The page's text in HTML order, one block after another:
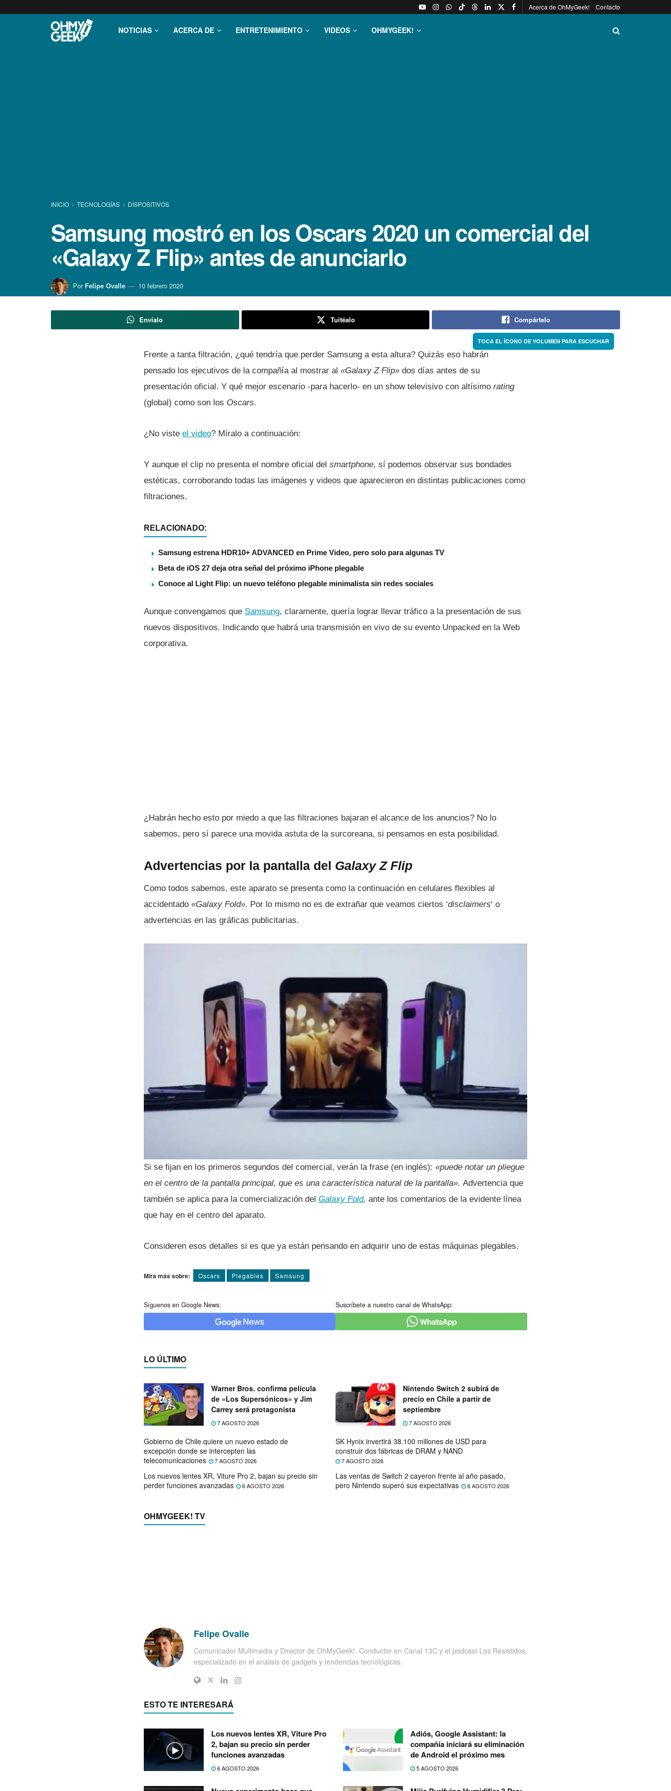
Acerca de OhMyGeek! Contacto
NOTICIAS ACERCA DE ENTRETENIMIENTO VIDEOS OHMYGEEK!
INICIO TECNOLOGÍ­AS DISPOSITIVOS
Samsung mostró en los Oscars 2020 un comercial del
«Galaxy Z Flip» antes de anunciarlo
Por Felipe Ovalle 10 febrero 2020
Envíalo Tuitéalo Compártelo
Frente a tanta filtración, ¿qué tendrí­a que perder Samsung a esta altura? Quizás eso habrán
pensado los ejecutivos de la compañí­a al mostrar al «Galaxy Z Flip» dos dí­as antes de su
presentación oficial. Y qué mejor escenario -para hacerlo- en un show televisivo con altí­simo rating
(global) como son los Oscars.
¿No viste el video? Mí­ralo a continuación:
Y aunque el clip no presenta el nombre oficial del smartphone, sí­ podemos observar sus bondades
estéticas, corroborando todas las imágenes y videos que aparecieron en distintas publicaciones como
filtraciones.
RELACIONADO:
Samsung estrena HDR10+ ADVANCED en Prime Video, pero solo para algunas TV
Beta de iOS 27 deja otra señal del próximo iPhone plegable
Conoce al Light Flip: un nuevo teléfono plegable minimalista sin redes sociales
Aunque convengamos que Samsung, claramente, querí­a lograr llevar tráfico a la presentación de sus
nuevos dispositivos. Indicando que habrá una transmisión en vivo de su evento Unpacked en la Web
corporativa.
¿Habrán hecho esto por miedo a que las filtraciones bajaran el alcance de los anuncios? No lo
sabemos, pero sí­ parece una movida astuta de la surcoreana, si pensamos en esta posibilidad.
Advertencias por la pantalla del Galaxy Z Flip
Como todos sabemos, este aparato se presenta como la continuación en celulares flexibles al
accidentado «Galaxy Fold». Por lo mismo no es de extrañar que veamos ciertos ‘disclaimers‘ o
advertencias en las gráficas publicitarias.
Si se fijan en los primeros segundos del comercial, verán la frase (en inglés): «puede notar un pliegue
en el centro de la pantalla principal, que es una caracterí­stica natural de la pantalla». Advertencia que
también se aplica para la comercialización del Galaxy Fold, ante los comentarios de la evidente lí­nea
que hay en el centro del aparato.
Consideren esos detalles si es que ya están pensando en adquirir uno de estas máquinas plegables.
Mira más sobre: Oscars Plegables Samsung
Síguenos en Google News: Suscríbete a nuestro canal de WhatsApp:
LO ÚLTIMO
Warner Bros. confirma película
de «Los Supersónicos» y Jim
Carrey será protagonista
7 AGOSTO 2026
Nintendo Switch 2 subirá de
precio en Chile a partir de
septiembre
7 AGOSTO 2026
Gobierno de Chile quiere un nuevo estado de
excepción donde se intercepten las
telecomunicaciones
7 AGOSTO 2026
SK Hynix invertirá 38.100 millones de USD para
construir dos fábricas de DRAM y NAND
7 AGOSTO 2026
Los nuevos lentes XR, Viture Pro 2, bajan su precio sin
perder funciones avanzadas
6 AGOSTO 2026
Las ventas de Switch 2 cayeron frente al año pasado,
pero Nintendo superó sus expectativas
6 AGOSTO 2026
OHMYGEEK! TV
Felipe Ovalle
Comunicador Multimedia y Director de OhMyGeek!. Conductor en Canal 13C y el podcast Los Resistidos,
especializado en el análisis de gadgets y tendencias tecnológicas.
ESTO TE INTERESARÁ
Los nuevos lentes XR, Viture Pro
2, bajan su precio sin perder
funciones avanzadas
6 AGOSTO 2026
Adiós, Google Assistant: la
compañía iniciará su eliminación
de Android el próximo mes
5 AGOSTO 2026